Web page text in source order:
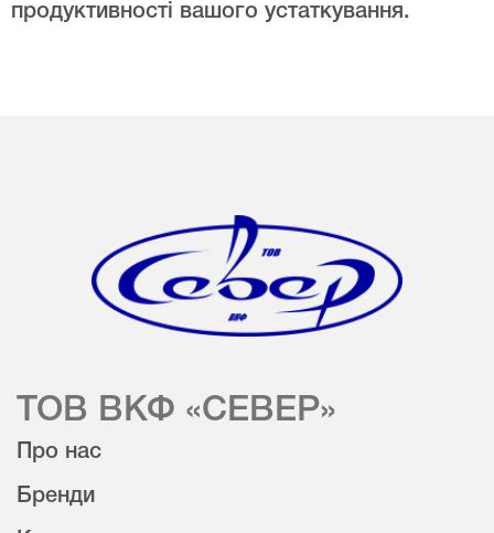
продуктивності вашого устаткування.
ТОВ ВКФ «СЕВЕР»
Про нас
Бренди